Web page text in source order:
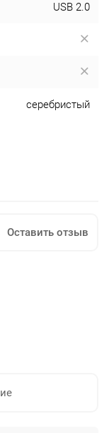
USB 2.0
серебристый
Оставить отзыв